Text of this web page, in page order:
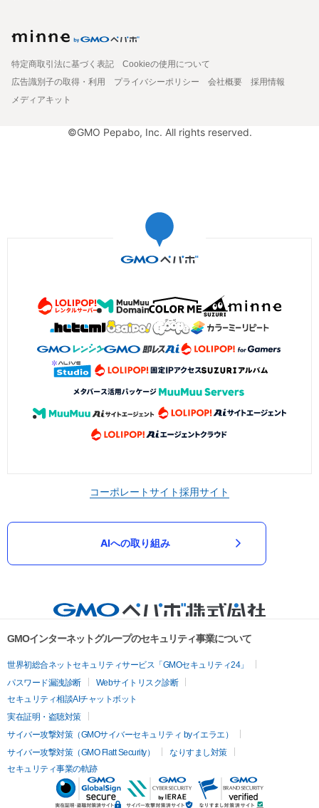
特定商取引法に基づく表記
Cookieの使用について
広告識別子の取得・利用
プライバシーポリシー 会社概要
採用情報
メディアキット
©GMO Pepabo, Inc. All rights reserved.
コーポレートサイト採用サイト
AIへの取り組み
GMOインターネットグループのセキュリティ事業について
世界初総合ネットセキュリティサービス「GMOセキュリティ24」
パスワード漏洩診断
Webサイトリスク診断
セキュリティ相談AIチャットボット
実在証明・盗聴対策
サイバー攻撃対策（GMOサイバーセキュリティ byイエラエ）
サイバー攻撃対策（GMO Flatt Security）
なりすまし対策
セキュリティ事業の軌跡